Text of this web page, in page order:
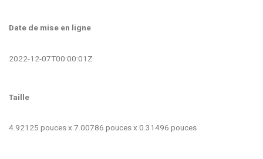
Date de mise en ligne
2022-12-07T00:00:01Z
Taille
4.92125 pouces x 7.00786 pouces x 0.31496 pouces